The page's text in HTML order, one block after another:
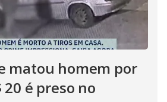
matou homem por
20 é preso no